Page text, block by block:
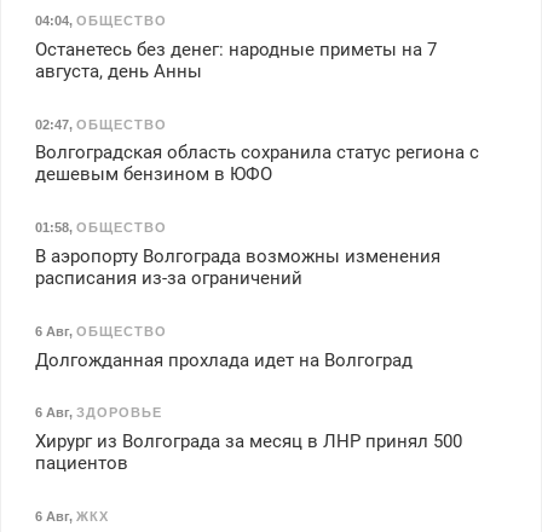
04:04, ОБЩЕСТВО
Останетесь без денег: народные приметы на 7
августа, день Анны
02:47, ОБЩЕСТВО
Волгоградская область сохранила статус региона с
дешевым бензином в ЮФО
01:58, ОБЩЕСТВО
В аэропорту Волгограда возможны изменения
расписания из-за ограничений
6 Авг, ОБЩЕСТВО
Долгожданная прохлада идет на Волгоград
6 Авг, ЗДОРОВЬЕ
Хирург из Волгограда за месяц в ЛНР принял 500
пациентов
6 Авг, ЖКХ